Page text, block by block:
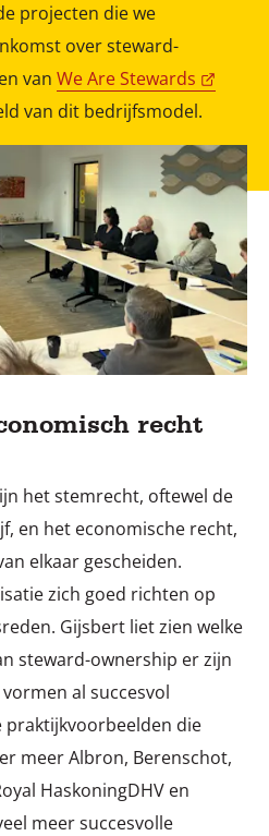
projecten die we
over steward-
van We Are Stewards
van dit bedrijfsmodel.
recht
het stemrecht, oftewel de
en het economische recht,
elkaar gescheiden.
zich goed richten op
Gijsbert liet zien welke
steward-ownership er zijn
al succesvol
praktijkvoorbeelden die
meer Albron, Berenschot,
HaskoningDHV en
meer succesvolle